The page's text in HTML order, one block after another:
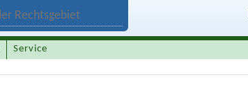
Service